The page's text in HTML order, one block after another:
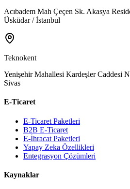
Acıbadem Mah Çeçen Sk. Akasya
Üsküdar / İstanbul
Teknokent
Yenişehir Mahallesi Kardeşler Caddesi
Sivas
E-Ticaret
E-Ticaret Paketleri
B2B E-Ticaret
E-İhracat Paketleri
Yapay Zeka Özellikleri
Entegrasyon Çözümleri
Kaynaklar